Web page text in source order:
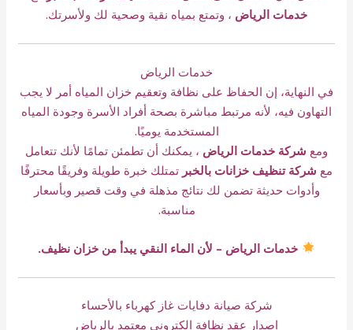
خدمات الرياض ، وتمتع بمياه نقية وصحية لك ولأسرتك.
خدمات الرياض
في النهاية، إن الحفاظ على نظافة وتعقيم خزان المياه أمر لا يجب
التهاون فيه، لأنه مرتبط مباشرة بصحة أفراد الأسرة وجودة المياه
المستخدمة يوميًا.
ومع شركة خدمات الرياض ، يمكنك أن تطمئن تمامًا لأنك تتعامل
مع شركة تنظيف خزانات بالخبر تمتلك خبرة طويلة وفريقًا محترفًا
وأدوات حديثة تضمن لك نتائج مذهلة في وقت قصير وبأسعار
مناسبة.
خدمات الرياض – لأن الماء النقي يبدأ من خزان نظيف.
شركة صيانة دفايات غاز كهرباء بالأحساء
اصدار عقد نظافة الكتروني معتمد بالرياض